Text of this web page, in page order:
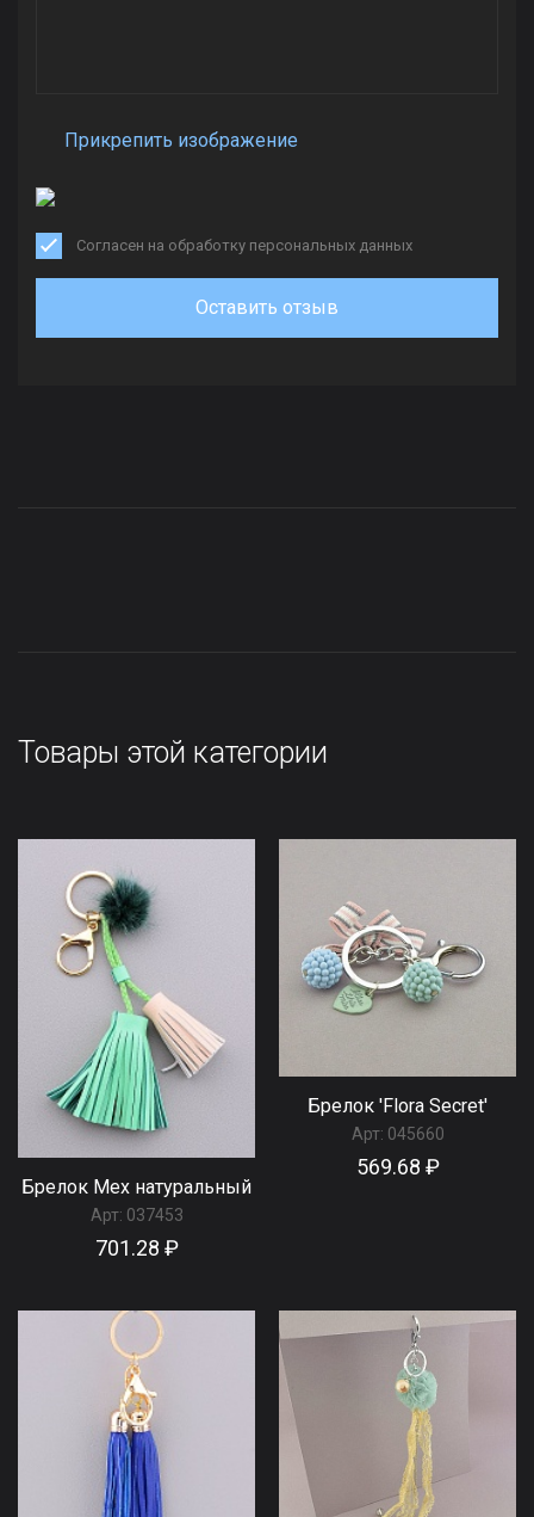
Прикрепить изображение
Согласен на обработку персональных данных
Оставить отзыв
Товары этой категории
Брелок Мех натуральный
Арт: 037453
701.28 ₽
Брелок 'Flora Secret'
Арт: 045660
569.68 ₽